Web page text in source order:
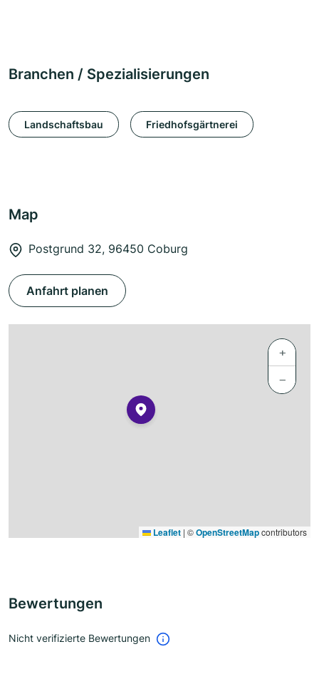
Branchen / Spezialisierungen
Landschaftsbau Friedhofsgärtnerei
Map
Postgrund 32, 96450 Coburg
Anfahrt planen
+
−
Leaflet | ©OpenStreetMapcontributors
Bewertungen
Nicht verifizierte Bewertungen